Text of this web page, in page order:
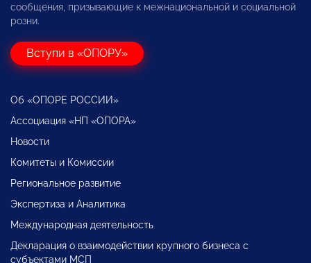
сообщения, призывающие к межнациональной и социальной
розни.
Вступи в «ОПОРУ»
Об «ОПОРЕ РОССИИ»
Ассоциация «НП «ОПОРА»
Новости
Комитеты и Комиссии
Региональное развитие
Экспертиза и Аналитика
Международная деятельность
Декларация о взаимодействии крупного бизнеса с
субъектами МСП